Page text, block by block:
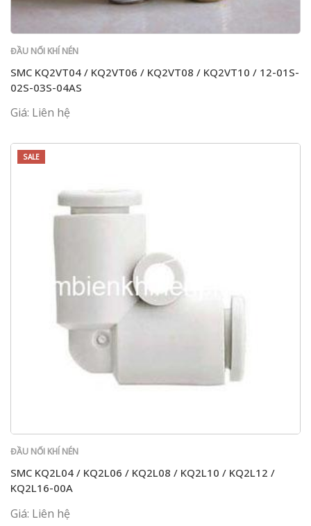
ĐẦU NỐI KHÍ NÉN
SMC KQ2VT04 / KQ2VT06 / KQ2VT08 / KQ2VT10 / 12-01S-
02S-03S-04AS
Giá: Liên hệ
SALE
ĐẦU NỐI KHÍ NÉN
SMC KQ2L04 / KQ2L06 / KQ2L08 / KQ2L10 / KQ2L12 /
KQ2L16-00A
Giá: Liên hệ